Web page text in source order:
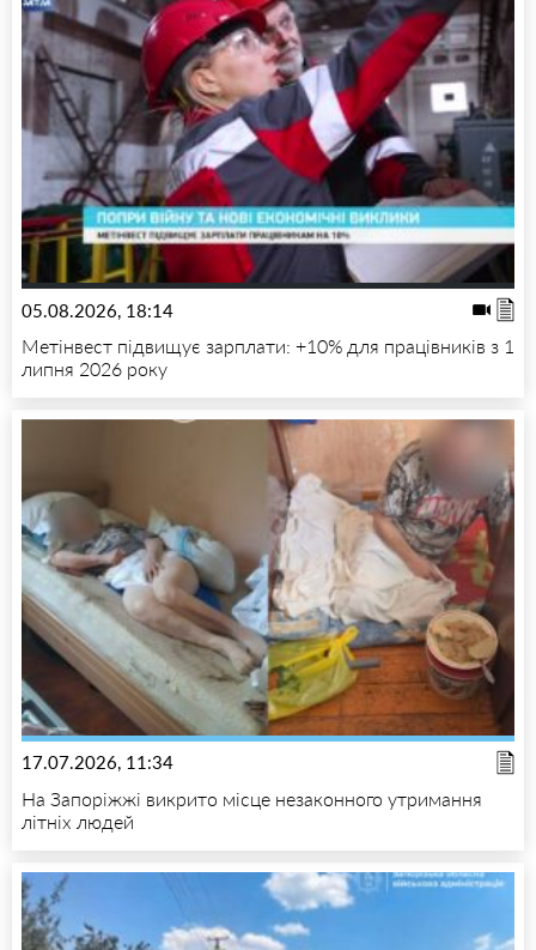
05.08.2026, 18:14
Метінвест підвищує зарплати: +10% для працівників з 1
липня 2026 року
17.07.2026, 11:34
На Запоріжжі викрито місце незаконного утримання
літніх людей